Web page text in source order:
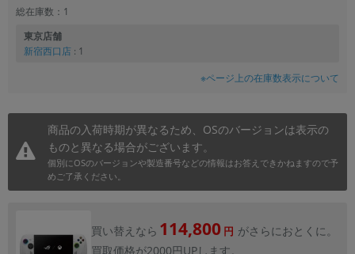
総在庫数：1
東京店舗
新宿西口店 : 1
※ページ上の在庫数表示について
商品の入荷時期が異なるため、OSのバージョンは表示の
ものと異なる場合がございます。
個別にOSのバージョンや製造番号などの情報はお答えできかねますので予
めご了承ください。
買い替えなら 114,800 円 がさらにおとくに。
買取価格が2000円UPします。